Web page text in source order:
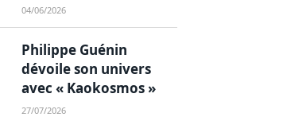
04/06/2026
Philippe Guénin
dévoile son univers
avec « Kaokosmos »
27/07/2026